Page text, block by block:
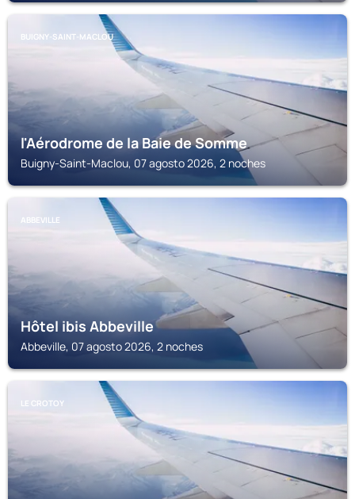
BUIGNY-SAINT-MACLOU
l'Aérodrome de la Baie de Somme
Buigny-Saint-Maclou, 07 agosto 2026, 2 noches
ABBEVILLE
Hôtel ibis Abbeville
Abbeville, 07 agosto 2026, 2 noches
LE CROTOY